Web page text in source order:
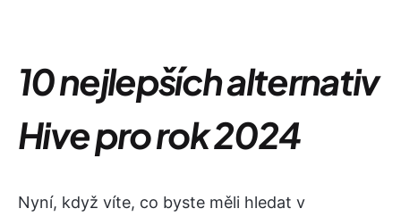
10 nejlepších alternativ
Hive pro rok 2024
Nyní, když víte, co byste měli hledat v